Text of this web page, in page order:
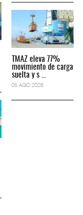
TMAZ eleva 77%
movimiento de carga
suelta y s ...
05 AGO 2026